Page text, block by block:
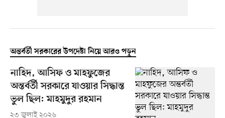
অন্তর্বর্তী সরকারের উপদেষ্টা নিয়ে আরও পড়ুন
নাহিদ, আসিফ ও মাহফুজের
অন্তর্বর্তী সরকারে যাওয়ার সিদ্ধান্ত
ভুল ছিল: মাহমুদুর রহমান
২৩ জুলাই ২০২৬